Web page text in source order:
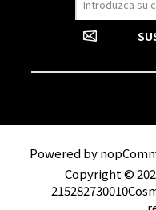
Powered by
Copyright ©